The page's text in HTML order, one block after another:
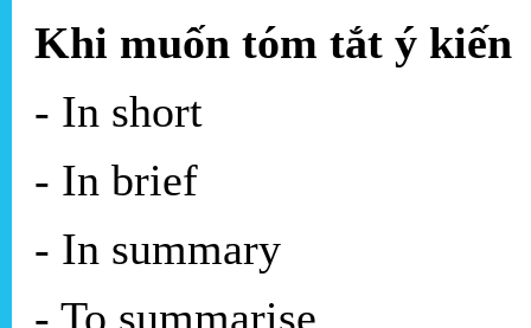
Khi muốn tóm tắt ý kiến
- In short
- In brief
- In summary
- To summarise